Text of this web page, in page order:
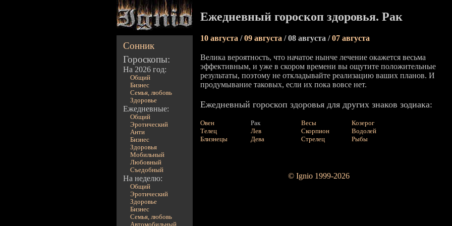
Сонник
Гороскопы:
На 2026 год:
Общий
Бизнес
Семья, любовь
Здоровье
Ежедневные:
Общий
Эротический
Анти
Бизнес
Здоровья
Мобильный
Любовный
Съедобный
На неделю:
Общий
Эротический
Здоровье
Бизнес
Семья, любовь
Автомобильный
Ежедневный гороскоп здоровья. Рак
10 августа /09 августа / 08 августа /07 августа
Велика вероятность, что начатое нынче лечение окажется весьма
эффективным, и уже в скором времени вы ощутите положительные
результаты, поэтому не откладывайте реализацию ваших планов. И
продумывание таковых, если их пока вовсе нет.
Ежедневный гороскоп здоровья для других знаков зодиака:
Овен
Телец
Близнецы
Рак
Лев
Дева
Весы
Скорпион
Стрелец
Козерог
Водолей
Рыбы
© Ignio 1999-2026